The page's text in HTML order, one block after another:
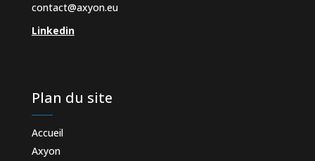
contact@axyon.eu
Linkedin
Plan du site
Accueil
Axyon